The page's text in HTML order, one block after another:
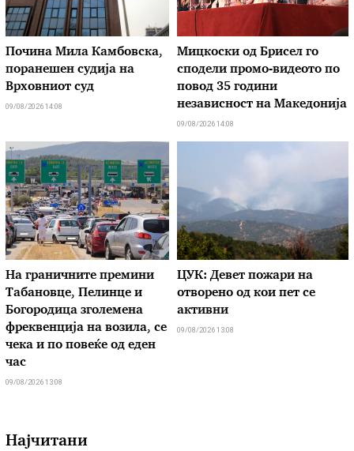
Почина Мила Камбовска,
поранешен судија на
Врховниот суд
09/08/2026 14:08
Мицкоски од Брисел го
сподели промо-видеото по
повод 35 години
независност на Македонија
09/08/2026 14:08
На граничните премини
Табановце, Пелинце и
Богородица зголемена
фреквенција на возила, се
чека и по повеќе од еден
час
09/08/2026 13:08
ЦУК: Девет пожари на
отворено од кои пет се
активни
09/08/2026 13:08
Најчитани